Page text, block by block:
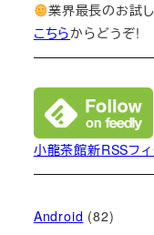
業界最長のお試
こちらからどうぞ!
小龍茶館新RSSフ
Android (82)